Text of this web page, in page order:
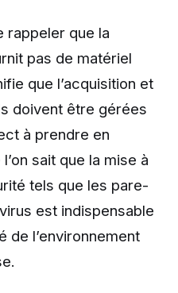
rappeler que la
pas de matériel
que l’acquisition et
doivent être gérées
à prendre en
sait que la mise à
tels que les pare-
est indispensable
de l’environnement